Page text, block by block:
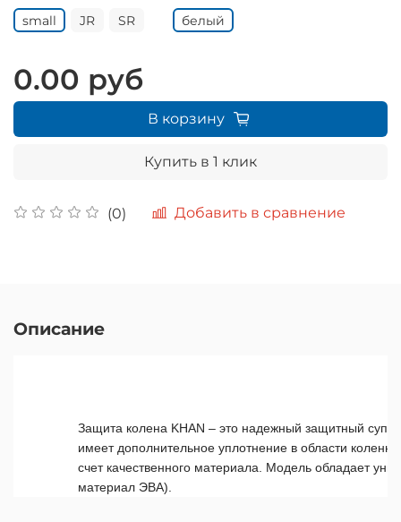
(0) Добавить в сравнение
small JR SR белый
0.00 руб
В корзину
Купить в 1 клик
Описание
Защита колена KHAN – это надежный защитный
имеет дополнительное уплотнение в области
счет качественного материала. Модель обладает
материал ЭВА).